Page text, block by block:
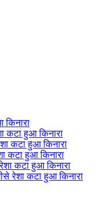
कटा हुआ किनारा
कटा हुआ किनारा
कटा हुआ किनारा
कटा हुआ किनारा
रेशा कटा हुआ किनारा